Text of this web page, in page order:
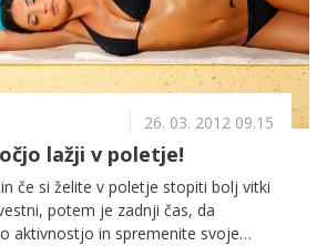
26. 03. 2012 09.15
lažji v poletje!
če si želite v poletje stopiti bolj vitki
potem je zadnji čas, da
aktivnostjo in spremenite svoje